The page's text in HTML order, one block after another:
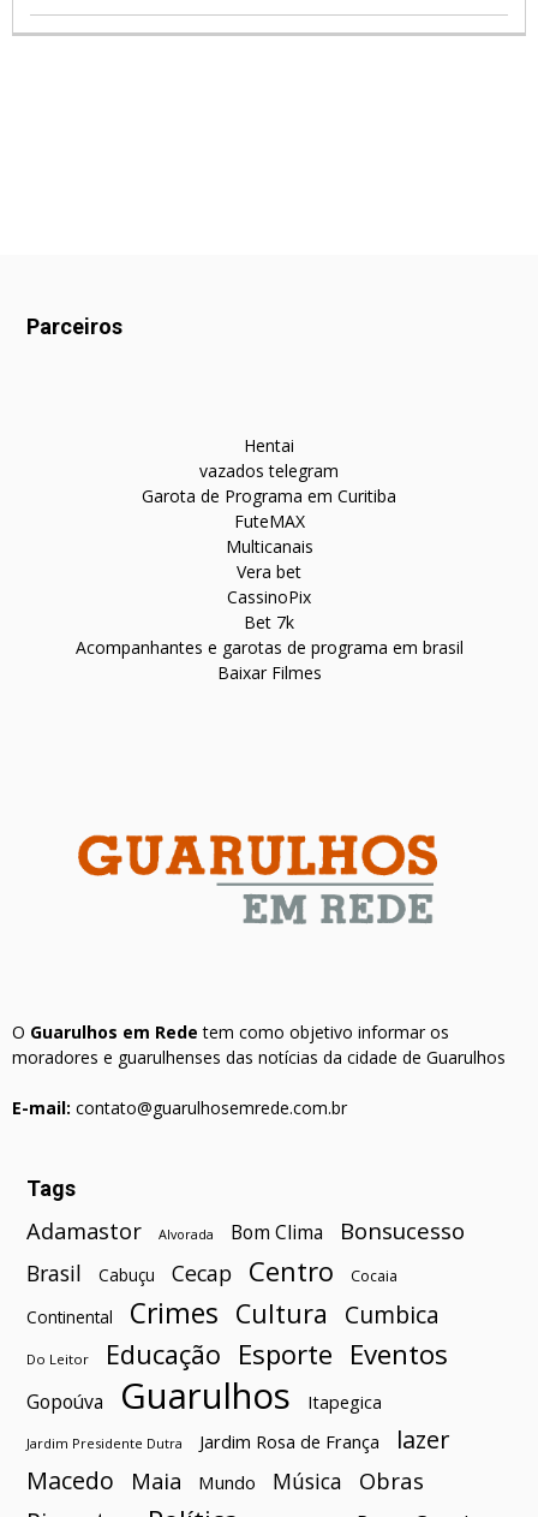
Parceiros
Hentai
vazados telegram
Garota de Programa em Curitiba
FuteMAX
Multicanais
Vera bet
CassinoPix
Bet 7k
Acompanhantes e garotas de programa em brasil
Baixar Filmes
O Guarulhos em Rede tem como objetivo informar os
moradores e guarulhenses das notícias da cidade de Guarulhos
E-mail: contato@guarulhosemrede.com.br
Tags
Adamastor Alvorada Bom Clima Bonsucesso
Brasil Cabuçu Cecap Centro Cocaia
Continental Crimes Cultura Cumbica
Do Leitor Educação Esporte Eventos
Gopoúva Guarulhos Itapegica
Jardim Presidente Dutra Jardim Rosa de França
lazer
Macedo
Maia Mundo Música Obras